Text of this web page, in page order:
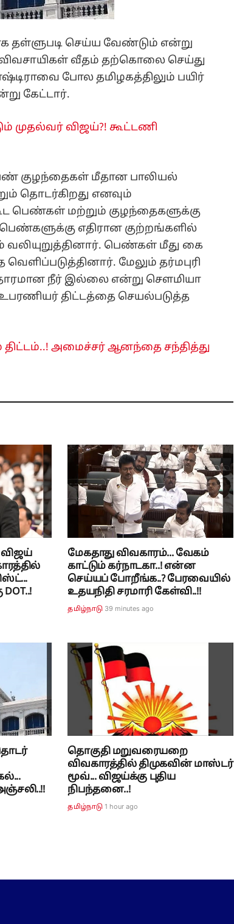
தள்ளுபடி செய்ய வேண்டும் என்று
விவசாயிகள் வீதம் தற்கொலை செய்து
போல தமிழகத்திலும் பயிர்
கேட்டார்.
முதல்வர் விஜய்?! கூட்டணி
குழந்தைகள் மீதான பாலியல்
தொடர்கிறது எனவும்
பெண்கள் மற்றும் குழந்தைகளுக்கு
எதிரான குற்றங்களில்
பெண்கள் மீது கை
மேலும் தர்மபுரி
நீர் இல்லை என்று சௌமியா
உபரணியர் திட்டத்தை செயல்படுத்த
அமைச்சர் ஆனந்தை சந்தித்து
விஜய்
மேகதாது விவகாரம்... வேகம்
காட்டும் கர்நாடகா..! என்ன
செய்யப் போறீங்க..? பேரவையில்
உதயநிதி சரமாரி கேள்வி..!!
தமிழ்நாடு 39 minutes ago
தொகுதி மறுவரையறை
விவகாரத்தில் திமுகவின் மாஸ்டர்
மூவ்... விஜய்க்கு புதிய
நிபந்தனை..!
தமிழ்நாடு 1 hour ago